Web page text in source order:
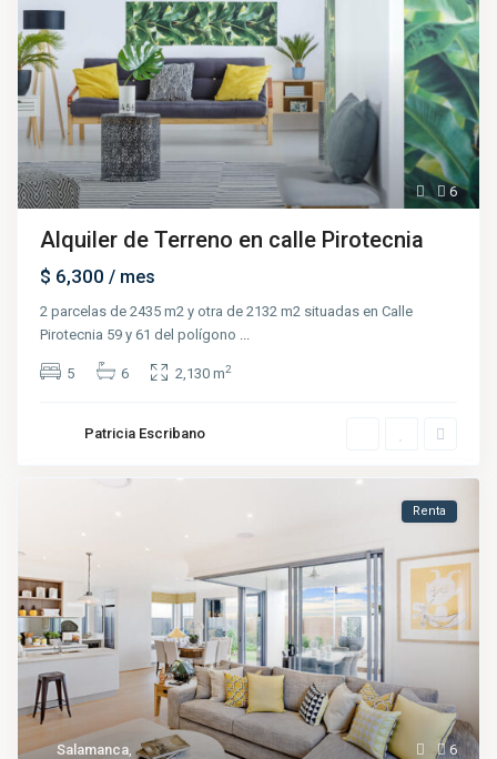
6
Alquiler de Terreno en calle Pirotecnia
$ 6,300/ mes
2 parcelas de 2435 m2 y otra de 2132 m2 situadas en Calle
Pirotecnia 59 y 61 del polígono ...
5 6 2,130 m2
Patricia Escribano
6
Salamanca,
Renta